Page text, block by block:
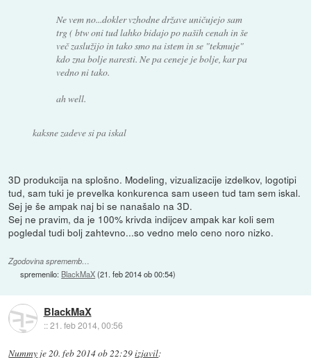
Ne vem no...dokler vzhodne države uničujejo sam
trg ( btw oni tud lahko bidajo po naših cenah in še
več zaslužijo in tako smo na istem in se "tekmuje"
kdo zna bolje naresti. Ne pa ceneje je bolje, kar pa
vedno ni tako.
ah well.
kaksne zadeve si pa iskal
3D produkcija na splošno. Modeling, vizualizacije izdelkov, logotipi
tud, sam tuki je prevelka konkurenca sam useen tud tam sem iskal.
Sej je še ampak naj bi se nanašalo na 3D.
Sej ne pravim, da je 100% krivda indijcev ampak kar koli sem
pogledal tudi bolj zahtevno...so vedno melo ceno noro nizko.
Zgodovina sprememb…
spremenilo: BlackMaX(21. feb 2014 ob 00:54)
BlackMaX
::21. feb 2014, 00:56
Nummy je20. feb 2014 ob 22:29izjavil: